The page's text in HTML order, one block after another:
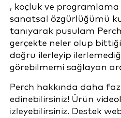
, koçluk ve programlama
sanatsal özgürlüğümü
tanıyarak pusulam
gerçekte neler olup
doğru ilerleyip
görebilmemi sağlayan
Perch hakkında daha
edinebilirsiniz! Ürün
izleyebilirsiniz. Destek